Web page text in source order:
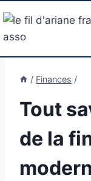
au
contenu
/ Finances /
Tout
de la